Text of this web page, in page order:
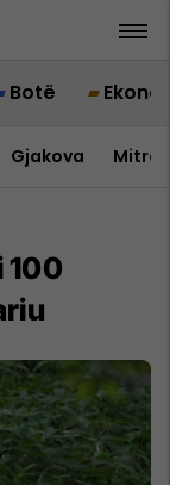
Botë
Gjakova
100